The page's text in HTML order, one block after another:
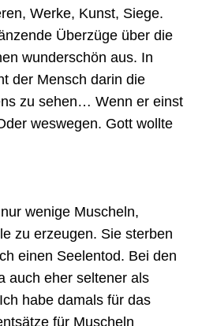
Werke, Kunst, Siege.
Überzüge über die
wunderschön aus. In
der Mensch darin die
zu sehen… Wenn er einst
weswegen. Gott wollte
wenige Muscheln,
zu erzeugen. Sie sterben
einen Seelentod. Bei den
auch eher seltener als
habe damals für das
für Muscheln